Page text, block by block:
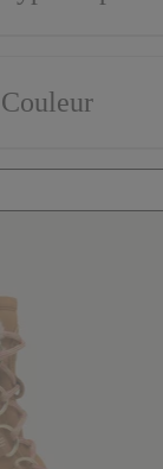
Couleur